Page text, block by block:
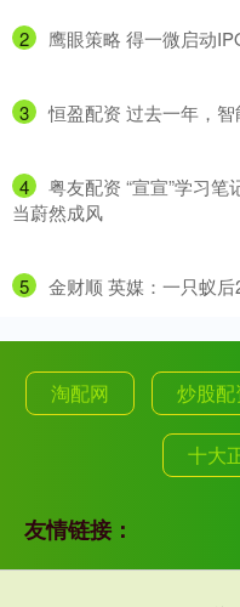
2 鹰眼策略 得一微启动
3 恒盈配资 过去一年，
4
粤友配资 “宣宣”学习
当蔚然成风
5 金财顺 英媒：一只蚁后
淘配网 炒股配
十大
友情链接：